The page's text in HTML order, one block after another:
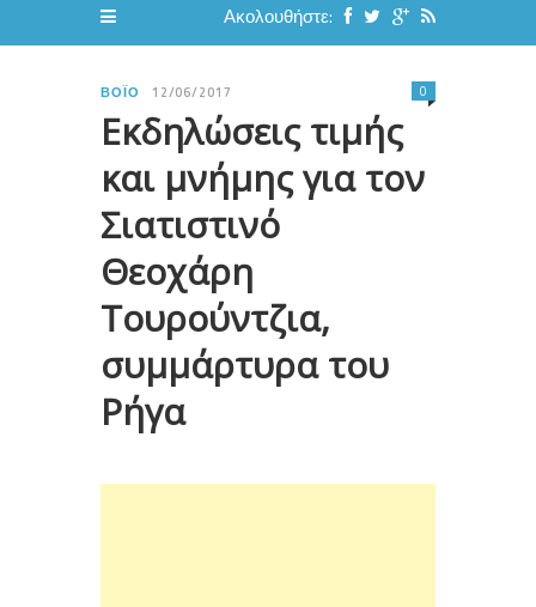
Ακολουθήστε:
ΒΌΙΟ 12/06/2017
Εκδηλώσεις τιμής
και μνήμης για τον
Σιατιστινό
Θεοχάρη
Τουρούντζια,
συμμάρτυρα του
Ρήγα
0